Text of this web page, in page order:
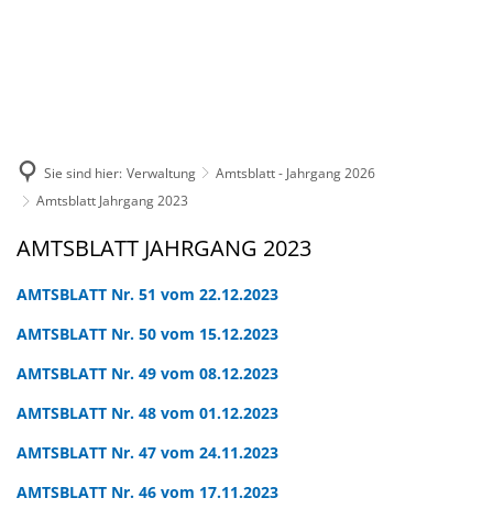
Sie sind hier: Verwaltung
Amtsblatt - Jahrgang 2026
Amtsblatt Jahrgang 2023
Amtsblatt
2023
AMTSBLATT JAHRGANG 2023
AMTSBLATT Nr. 51 vom 22.12.2023
AMTSBLATT Nr. 50 vom 15.12.2023
AMTSBLATT Nr. 49 vom 08.12.2023
AMTSBLATT Nr. 48 vom 01.12.2023
AMTSBLATT Nr. 47 vom 24.11.2023
AMTSBLATT Nr. 46 vom 17.11.2023